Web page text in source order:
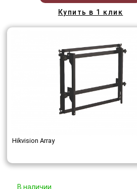
Купить в 1 клик
Hikvision Array
В наличии